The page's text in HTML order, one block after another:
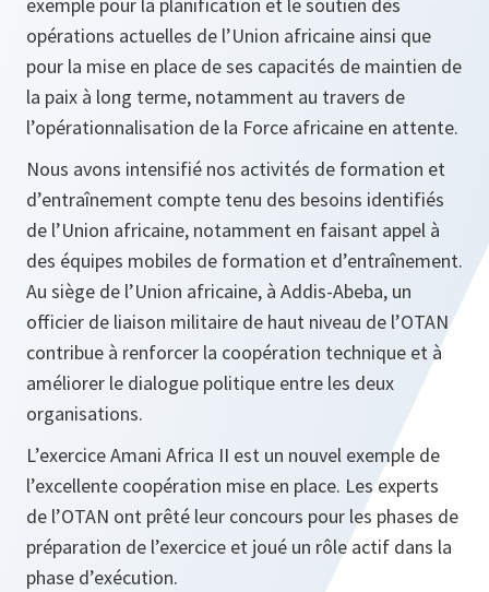
exemple pour la planification et le soutien des
opérations actuelles de l’Union africaine ainsi que
pour la mise en place de ses capacités de maintien de
la paix à long terme, notamment au travers de
l’opérationnalisation de la Force africaine en attente.
Nous avons intensifié nos activités de formation et
d’entraînement compte tenu des besoins identifiés
de l’Union africaine, notamment en faisant appel à
des équipes mobiles de formation et d’entraînement.
Au siège de l’Union africaine, à Addis-Abeba, un
officier de liaison militaire de haut niveau de l’OTAN
contribue à renforcer la coopération technique et à
améliorer le dialogue politique entre les deux
organisations.
L’exercice Amani Africa II est un nouvel exemple de
l’excellente coopération mise en place. Les experts
de l’OTAN ont prêté leur concours pour les phases de
préparation de l’exercice et joué un rôle actif dans la
phase d’exécution.